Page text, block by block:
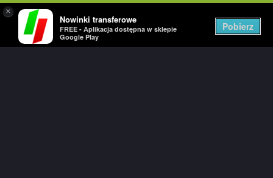
×
Nowinki transferowe
FREE - Aplikacja dostępna w sklepie
Google Play
Pobierz